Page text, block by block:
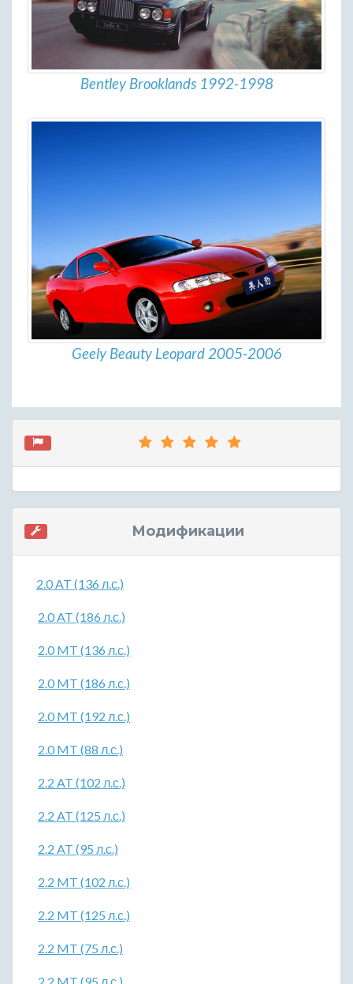
Bentley Brooklands 1992-1998
Geely Beauty Leopard 2005-2006
Модификации
2.0 AT (136 л.с.)
2.0 AT (186 л.с.)
2.0 MT (136 л.с.)
2.0 MT (186 л.с.)
2.0 MT (192 л.с.)
2.0 MT (88 л.с.)
2.2 AT (102 л.с.)
2.2 AT (125 л.с.)
2.2 AT (95 л.с.)
2.2 MT (102 л.с.)
2.2 MT (125 л.с.)
2.2 MT (75 л.с.)
2.2 MT (95 л.с.)